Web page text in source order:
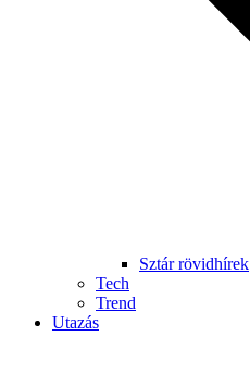
Sztár rövidhírek
Tech
Trend
Utazás